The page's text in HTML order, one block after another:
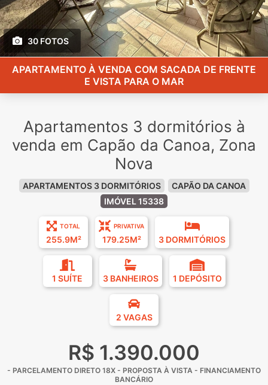
30 FOTOS
APARTAMENTO À VENDA COM SACADA DE FRENTE
E VISTA PARA O MAR
Apartamentos 3 dormitórios à
venda em Capão da Canoa, Zona
Nova
APARTAMENTOS 3 DORMITÓRIOS
CAPÃO DA CANOA
IMÓVEL 15338
TOTAL
255.9M²
PRIVATIVA
179.25M² 3 DORMITÓRIOS
1 SUÍTE 3 BANHEIROS 1 DEPÓSITO
2 VAGAS
R$ 1.390.000
- ⁠PARCELAMENTO DIRETO 18X - ⁠PROPOSTA À VISTA - ⁠FINANCIAMENTO
BANCÁRIO